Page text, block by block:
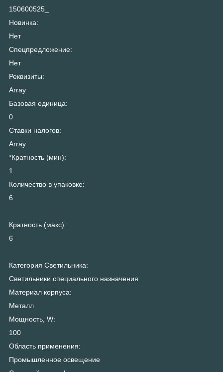
150600525_
Новинка:
Нет
Спецпредложение:
Нет
Реквизиты:
Array
Базовая единица:
0
Ставки налогов:
Array
*Кратность (мин):
1
Количество в упаковке:
6
Кратность (макс):
6
Категория Светильника:
Светильники специального назначения
Материал корпуса:
Металл
Мощность, W:
100
Область применения:
Промышленное освещение